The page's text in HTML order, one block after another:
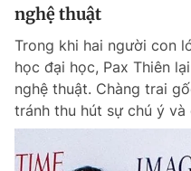
nghệ thuật
Trong khi hai người con
học đại học, Pax Thiên
nghệ thuật. Chàng trai
tránh thu hút sự chú ý